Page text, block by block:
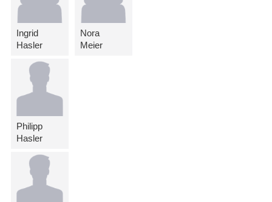
Ingrid
Hasler
Philipp
Hasler
Nora
Meier